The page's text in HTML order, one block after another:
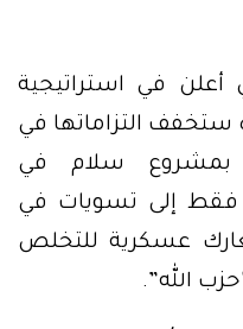
أعلن في استراتيجية
ستخفف التزاماتها في
بمشروع سلام في
فقط إلى تسويات في
عسكرية للتخلص
الله”.